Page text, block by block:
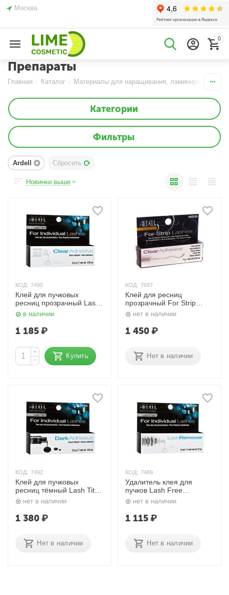
Москва
0
Препараты
Главная / Каталог / Материалы для наращивания, ламинирования и
Категории
Фильтры
Ardell Сбросить
Новинки выше
КОД: 7490
Клей для пучковых
ресниц прозрачный Lash
Tite 3,5 гр. Ardell
в наличии
1 185₽
+
−
Купить
КОД: 7697
Клей для ресниц
прозрачный For Strip
Lashes 7 гр. Ardell
нет в наличии
1 450₽
Нет в наличии
КОД: 7492
Клей для пучковых
ресниц тёмный Lash Tite
3,5 гр. Ardell
нет в наличии
1 380₽
Нет в наличии
КОД: 7489
Удалитель клея для
пучков Lash Free
Remover 5 мл. Ardell
нет в наличии
1 115₽
Нет в наличии